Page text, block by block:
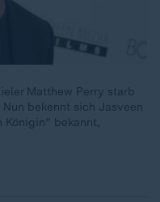
Matthew Perry starb
bekennt sich Jasveen
Königin" bekannt,